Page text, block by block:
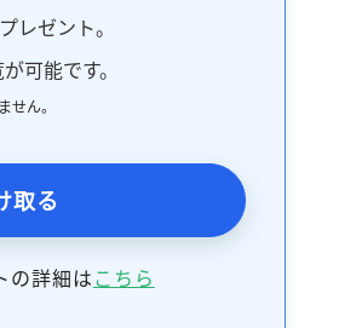
レゼント。
可能です。
ん。
取る
の詳細はこちら